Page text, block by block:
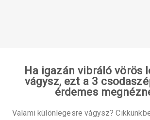
Ha igazán vibráló vörös
vágysz, ezt a 3
érdemes
Valami különlegesre vágysz?